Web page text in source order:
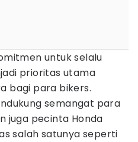
untuk selalu
prioritas utama
bagi para bikers.
semangat para
juga pecinta Honda
salah satunya seperti